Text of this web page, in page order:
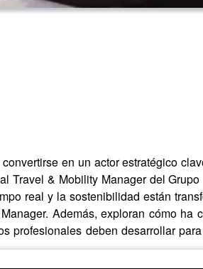
en un actor estratégico
Travel & Mobility Manager del
real y la sostenibilidad están
Además, exploran cómo ha
profesionales deben desarrollar